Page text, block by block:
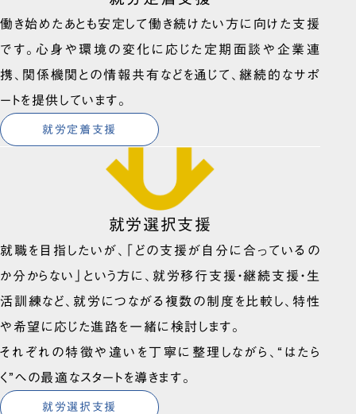
働き始めたあとも安定して働き続けたい方に向けた支援
です。心身や環境の変化に応じた定期面談や企業連
携、関係機関との情報共有などを通じて、継続的なサポ
ートを提供しています。
就労定着支援
就労選択支援
就職を目指したいが、「どの支援が自分に合っているの
か分からない」という方に、就労移行支援・継続支援・生
活訓練など、就労につながる複数の制度を比較し、特性
や希望に応じた進路を一緒に検討します。
それぞれの特徴や違いを丁寧に整理しながら、“はたら
く”への最適なスタートを導きます。
就労選択支援